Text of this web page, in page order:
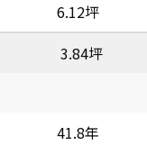
6.12坪
3.84坪
41.8年